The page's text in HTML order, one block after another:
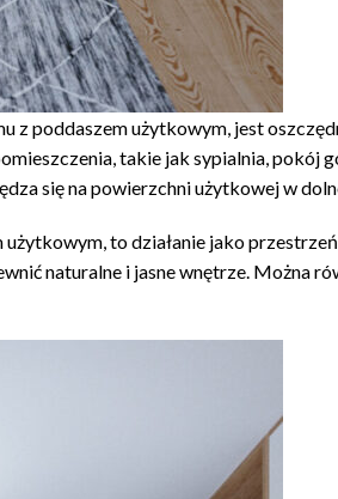
poddaszem użytkowym, jest
takie jak sypialnia, pokój
się na powierzchni użytkowej w
to działanie jako
naturalne i jasne wnętrze. Można